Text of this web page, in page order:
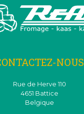
NOUS
Rue de Herve 110
4651 Battice
Belgique